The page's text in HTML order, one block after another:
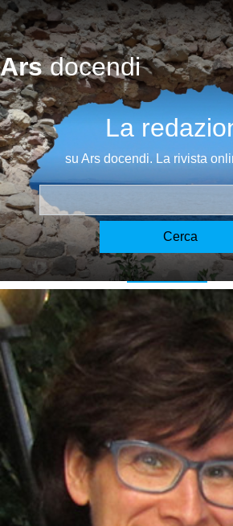
Salta al contenuto principale
La
su Ars docendi. La rivista
Ars docendi
Chi siamo
Direttore responsabile: Rainer
Redazione:
Martina Adami, Renate
Lelli, Rainer Weissengruber
Martina Adami